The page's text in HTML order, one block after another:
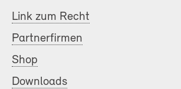
Link zum Recht
Partnerfirmen
Shop
Downloads